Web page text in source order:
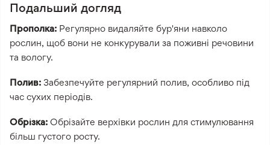
Подальший догляд
Прополка: Регулярно видаляйте бур'яни навколо
рослин, щоб вони не конкурували за поживні речовини
та вологу.
Полив: Забезпечуйте регулярний полив, особливо під
час сухих періодів.
Обрізка: Обрізайте верхівки рослин для стимулювання
більш густого росту.